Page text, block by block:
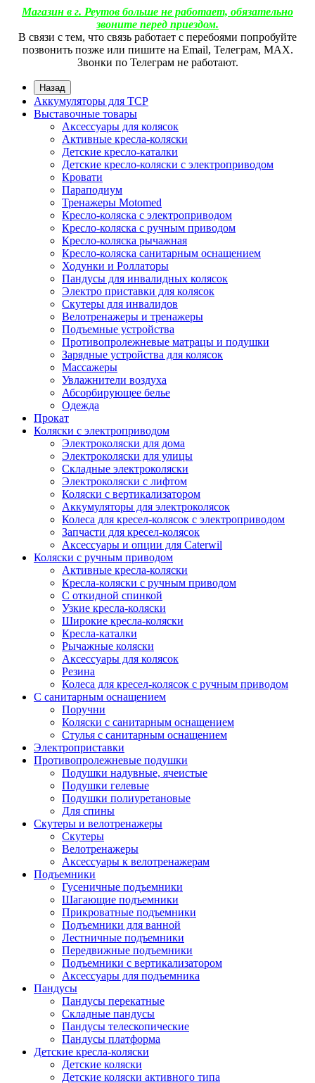
Магазин в г. Реутов больше не работает, обязательно
звоните перед приездом.
В связи с тем, что связь работает с перебоями попробуйте
позвонить позже или пишите на Email, Телеграм, МАХ.
Звонки по Телеграм не работают.
Назад
Аккумуляторы для ТСР
Выставочные товары
Аксессуары для колясок
Активные кресла-коляски
Детские кресло-каталки
Детские кресло-коляски с электроприводом
Кровати
Параподиум
Тренажеры Motomed
Кресло-коляска с электроприводом
Кресло-коляска с ручным приводом
Кресло-коляска рычажная
Кресло-коляска санитарным оснащением
Ходунки и Роллаторы
Пандусы для инвалидных колясок
Электро приставки для колясок
Скутеры для инвалидов
Велотренажеры и тренажеры
Подъемные устройства
Противопролежневые матрацы и подушки
Зарядные устройства для колясок
Массажеры
Увлажнители воздуха
Абсорбирующее белье
Одежда
Прокат
Коляски с электроприводом
Электроколяски для дома
Электроколяски для улицы
Складные электроколяски
Электроколяски с лифтом
Коляски с вертикализатором
Аккумуляторы для электроколясок
Колеса для кресел-колясок с электроприводом
Запчасти для кресел-колясок
Аксессуары и опции для Caterwil
Коляски с ручным приводом
Активные кресла-коляски
Кресла-коляски с ручным приводом
С откидной спинкой
Узкие кресла-коляски
Широкие кресла-коляски
Кресла-каталки
Рычажные коляски
Аксессуары для колясок
Резина
Колеса для кресел-колясок с ручным приводом
С санитарным оснащением
Поручни
Коляски с санитарным оснащением
Стулья с санитарным оснащением
Электроприставки
Противопролежневые подушки
Подушки надувные, ячеистые
Подушки гелевые
Подушки полиуретановые
Для спины
Скутеры и велотренажеры
Скутеры
Велотренажеры
Аксессуары к велотренажерам
Подъемники
Гусеничные подъемники
Шагающие подъемники
Прикроватные подъемники
Подъемники для ванной
Лестничные подъемники
Передвижные подъемники
Подъемники с вертикализатором
Аксессуары для подъемника
Пандусы
Пандусы перекатные
Складные пандусы
Пандусы телескопические
Пандусы платформа
Детские кресла-коляски
Детские коляски
Детские коляски активного типа